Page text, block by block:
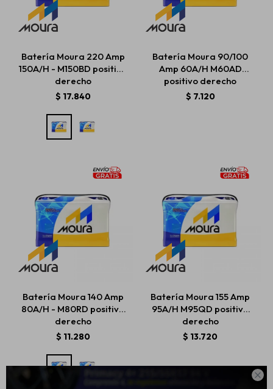

Batería Moura 220 Amp
150A/H - M150BD positivo
derecho
$ 17.840
Batería Moura 90/100
Amp 60A/H M60AD
positivo derecho
$ 7.120
Batería Moura 140 Amp
80A/H - M80RD positivo
derecho
$ 11.280
Batería Moura 155 Amp
95A/H M95QD positivo
derecho
$ 13.720